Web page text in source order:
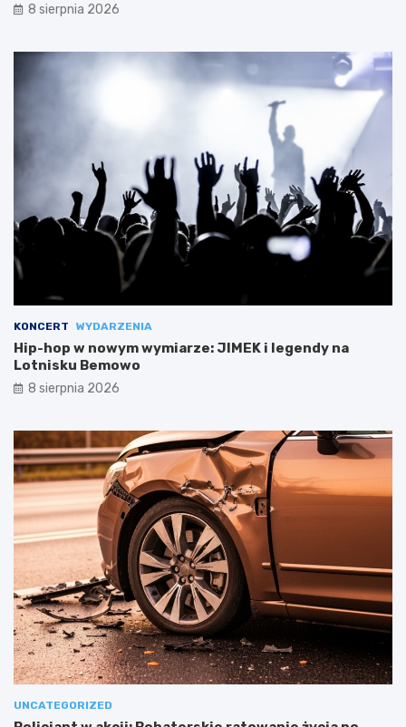
8 sierpnia 2026
KONCERT WYDARZENIA
Hip-hop w nowym wymiarze: JIMEK i legendy na
Lotnisku Bemowo
8 sierpnia 2026
UNCATEGORIZED